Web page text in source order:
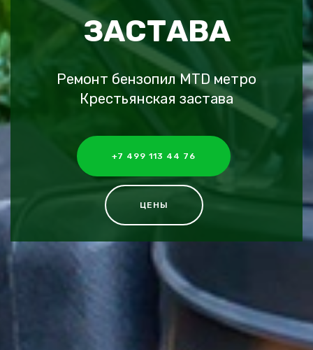
ЗАСТАВА
Ремонт бензопил MTD метро
Крестьянская застава
+7 499 113 44 76
ЦЕНЫ